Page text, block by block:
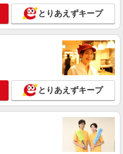
とりあえずキープ
とりあえずキープ